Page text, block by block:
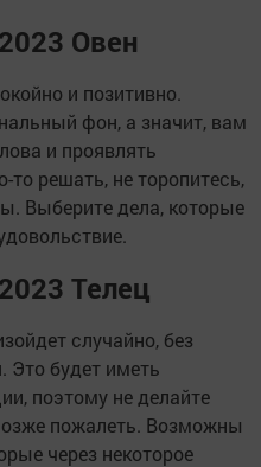
Овен
и позитивно.
фон, а значит, вам
и проявлять
решать, не торопитесь,
Выберите дела, которые
Телец
случайно, без
Это будет иметь
поэтому не делайте
пожалеть. Возможны
через некоторое